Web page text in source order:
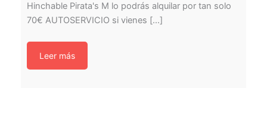
Hinchable Pirata's M lo podrás alquilar por tan solo
70€ AUTOSERVICIO si vienes [...]
Leer más